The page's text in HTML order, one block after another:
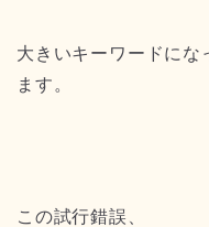
大きいキーワードにな
ます。
この試行錯誤、